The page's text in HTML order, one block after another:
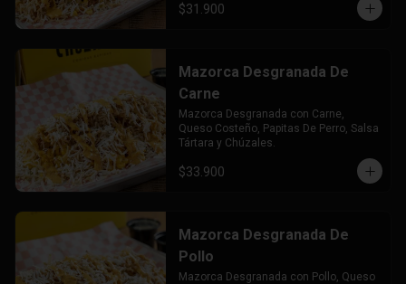
$31.900
Mazorca Desgranada De
Carne
Mazorca Desgranada con Carne,
Queso Costeño, Papitas De Perro, Salsa
Tártara y Chúzales.
$33.900
Mazorca Desgranada De
Pollo
Mazorca Desgranada con Pollo, Queso